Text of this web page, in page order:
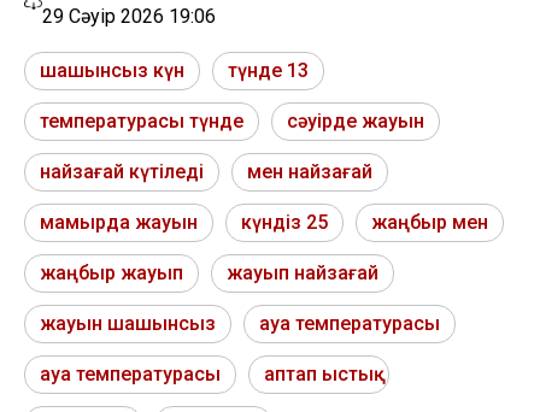
29 Сәуір 2026 19:06
шашынсыз күн түнде 13
температурасы түнде сәуірде жауын
найзағай күтіледі мен найзағай
мамырда жауын күндіз 25 жаңбыр мен
жаңбыр жауып жауып найзағай
жауын шашынсыз ауа температурасы
ауа температурасы аптап ыстық